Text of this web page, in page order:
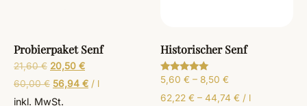
Probierpaket Senf
21,60€ 20,50 €
60,00€ 56,94 € / l
inkl. MwSt.
Historischer Senf
Bewertet
mit
5.00
5,60 € – 8,50 €
62,22 € – 44,74 € / l